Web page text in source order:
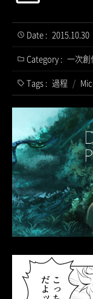
Date : 2015.10.30
Category : 一次創
Tags : 過程 /